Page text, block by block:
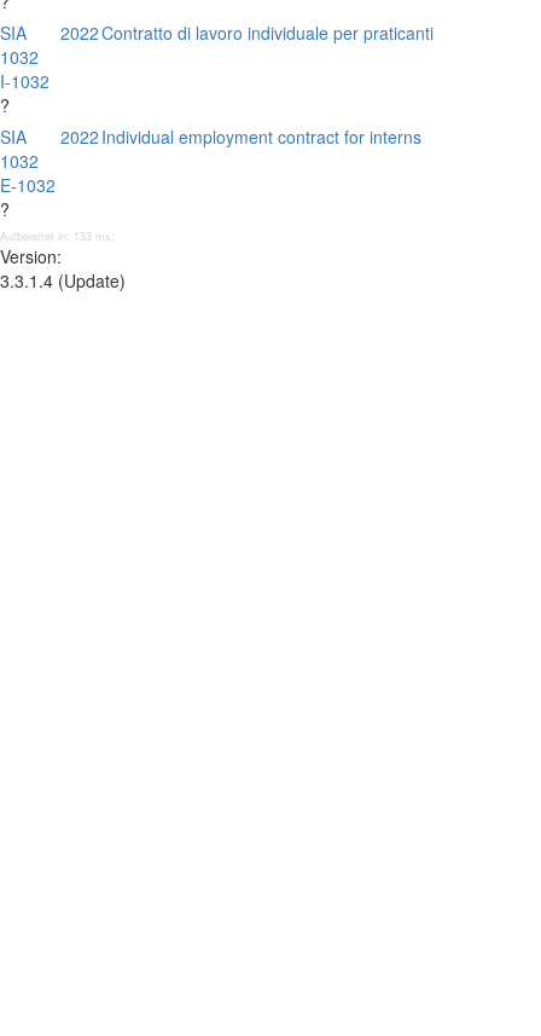
SIA
1032
I-1032
?
2022Contratto di lavoro individuale per praticanti
SIA
1032
E-1032
?
2022 Individual employment contract for interns
Aufbereitet in: 133 ms;
Version:
3.3.1.4 (Update)